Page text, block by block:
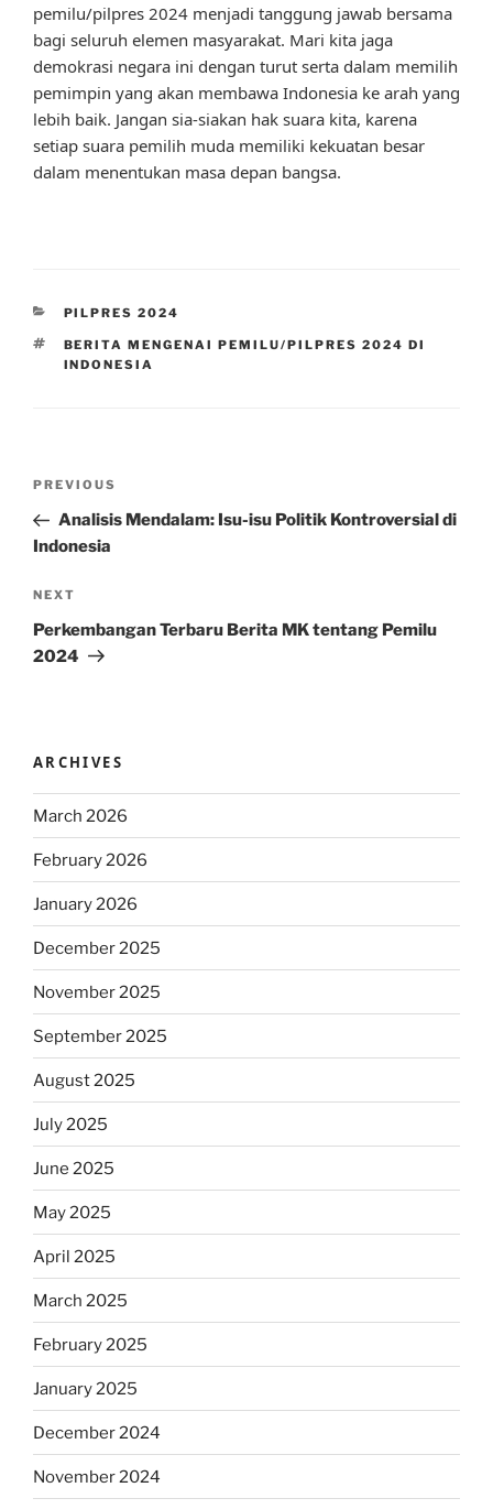
pemilu/pilpres 2024 menjadi tanggung jawab bersama
bagi seluruh elemen masyarakat. Mari kita jaga
demokrasi negara ini dengan turut serta dalam memilih
pemimpin yang akan membawa Indonesia ke arah yang
lebih baik. Jangan sia-siakan hak suara kita, karena
setiap suara pemilih muda memiliki kekuatan besar
dalam menentukan masa depan bangsa.
CATEGORIES
PILPRES 2024
TAGS
BERITA MENGENAI PEMILU/PILPRES 2024 DI
INDONESIA
Previous
Post
PREVIOUS
Analisis Mendalam: Isu-isu Politik Kontroversial di
Indonesia
Next
Post
NEXT
Perkembangan Terbaru Berita MK tentang Pemilu
2024
ARCHIVES
March 2026
February 2026
January 2026
December 2025
November 2025
September 2025
August 2025
July 2025
June 2025
May 2025
April 2025
March 2025
February 2025
January 2025
December 2024
November 2024